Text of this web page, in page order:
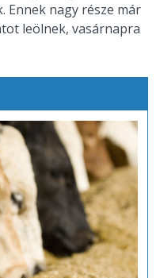
Ennek nagy része már
leölnek, vasárnapra